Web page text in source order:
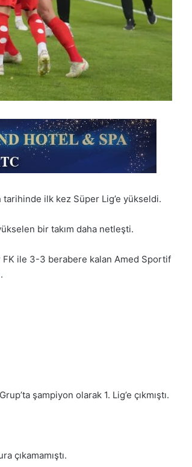
ilk kez Süper Lig’e yükseldi.
bir takım daha netleşti.
FK ile 3-3 berabere kalan Amed Sportif
şampiyon olarak 1. Lig’e çıkmıştı.
çıkamamıştı.